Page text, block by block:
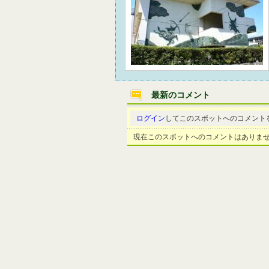
最新のコメント
ログイン してこのスポットへのコメント
現在このスポットへのコメントはありませ